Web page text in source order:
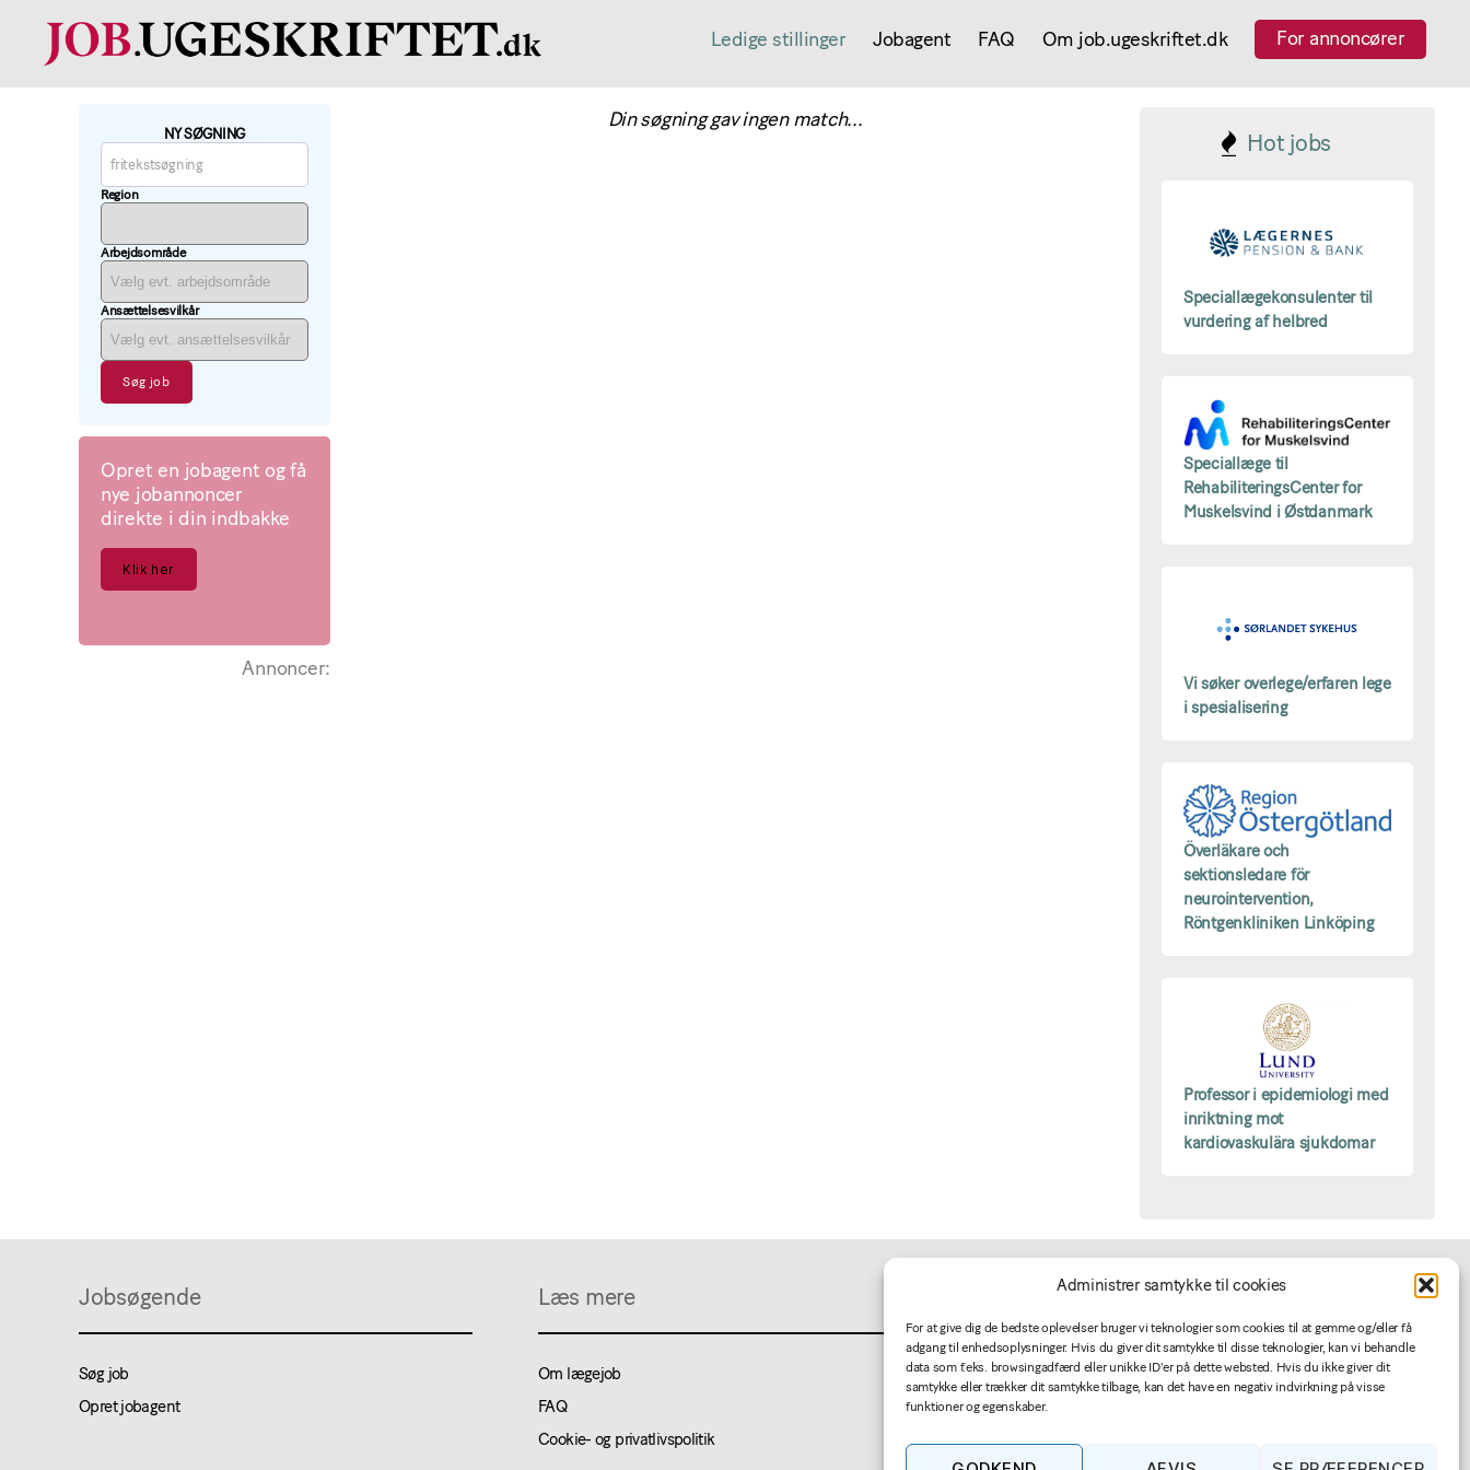
Administrer samtykke til cookies
For at give dig de bedste oplevelser bruger vi teknologier som cookies til at gemme og/eller få
adgang til enhedsoplysninger. Hvis du giver dit samtykke til disse teknologier, kan vi behandle
data som f.eks. browsingadfærd eller unikke ID'er på dette websted. Hvis du ikke giver dit
samtykke eller trækker dit samtykke tilbage, kan det have en negativ indvirkning på visse
funktioner og egenskaber.
job.ugeskriftet.dk
Ledige stillinger Jobagent FAQ Om job.ugeskriftet.dk For annoncører
NY SØGNING
Region
Arbejdsområde
Ansættelsesvilkår
Opret en jobagent og få
nye jobannoncer
direkte i din indbakke
Klik her
Annoncer:
Din søgning gav ingen match...
Hot jobs
Speciallægekonsulenter til
vurdering af helbred
Speciallæge til
RehabiliteringsCenter for
Muskelsvind i Østdanmark
Vi søker overlege/erfaren lege
i spesialisering
Överläkare och
sektionsledare för
neurointervention,
Röntgenkliniken Linköping
Professor i epidemiologi med
inriktning mot
kardiovaskulära sjukdomar
Jobsøgende
Søg job
Opret jobagent
Læs mere
Om lægejob
FAQ
Cookie- og privatlivspolitik
For annoncører
Jobannoncering
Betingelser